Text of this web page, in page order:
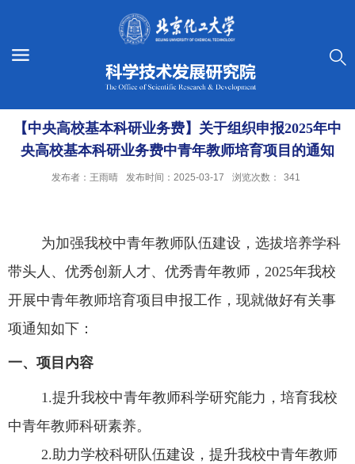
【中央高校基本科研业务费】关于组织申报2025年中
央高校基本科研业务费中青年教师培育项目的通知
发布者：王雨晴 发布时间：2025-03-17 浏览次数： 341
为加强我校中青年教师队伍建设，选拔培养学科
带头人、优秀创新人才、优秀青年教师， 2025年我校
开展中青年教师培育项目申报工作，现就做好有关事
项通知如下：
一、项目内容
1.提升我校中青年教师科学研究能力，培育我校
中青年教师科研素养。
2.助力学校科研队伍建设，提升我校中青年教师